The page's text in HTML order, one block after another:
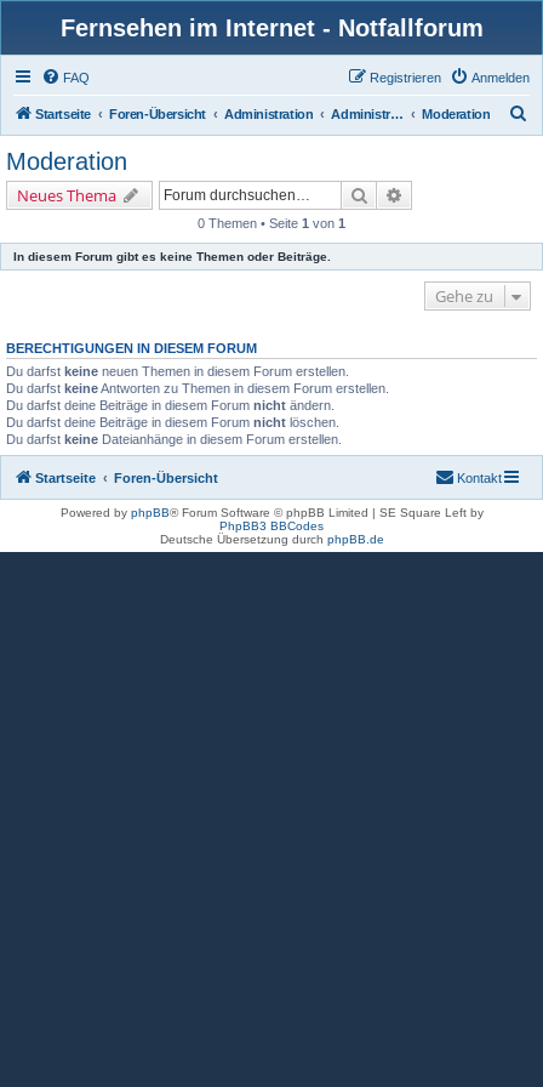
Fernsehen im Internet - Notfallforum
FAQ Anmelden
Registrieren
Startseite Foren-Übersicht Administration Administration Moderation
Moderation
Neues Thema Suche
0 Themen • Seite 1 von 1
In diesem Forum gibt es keine Themen oder Beiträge.
Gehe zu
BERECHTIGUNGEN IN DIESEM FORUM
Du darfst keine neuen Themen in diesem Forum erstellen.
Du darfst keineAntworten zu Themen in diesem Forum erstellen.
Du darfst deine Beiträge in diesem Forum nicht ändern.
Du darfst deine Beiträge in diesem Forum nicht löschen.
Du darfst keine Dateianhänge in diesem Forum erstellen.
Startseite Foren-Übersicht Kontakt
Powered by phpBB® Forum Software © phpBB Limited | SE Square Left by
PhpBB3 BBCodes
Deutsche Übersetzung durch phpBB.de